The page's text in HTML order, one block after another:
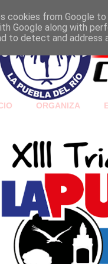
ORGANIZA
cookies from Google
Google along with
to detect and address